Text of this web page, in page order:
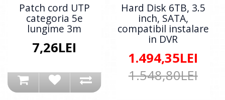
Patch cord UTP
categoria 5e
lungime 3m
7,26LEI
Hard Disk 6TB, 3.5
inch, SATA,
compatibil instalare
in DVR
1.494,35LEI
1.548,80LEI